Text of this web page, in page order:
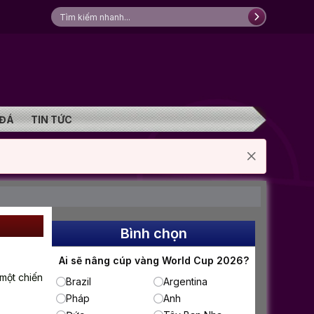
TIN TỨC
chiến
Bình chọn
Ai sẽ nâng cúp vàng World Cup 2026?
Brazil
Argentina
Pháp
Anh